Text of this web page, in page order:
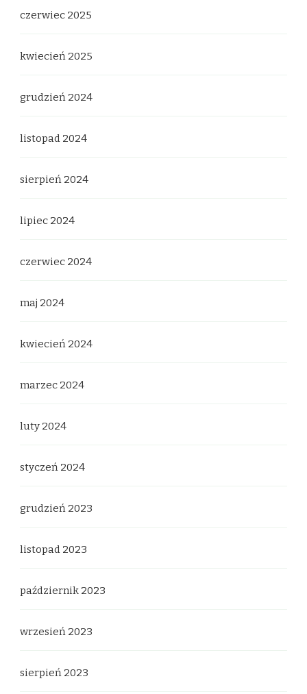
czerwiec 2025
kwiecień 2025
grudzień 2024
listopad 2024
sierpień 2024
lipiec 2024
czerwiec 2024
maj 2024
kwiecień 2024
marzec 2024
luty 2024
styczeń 2024
grudzień 2023
listopad 2023
październik 2023
wrzesień 2023
sierpień 2023